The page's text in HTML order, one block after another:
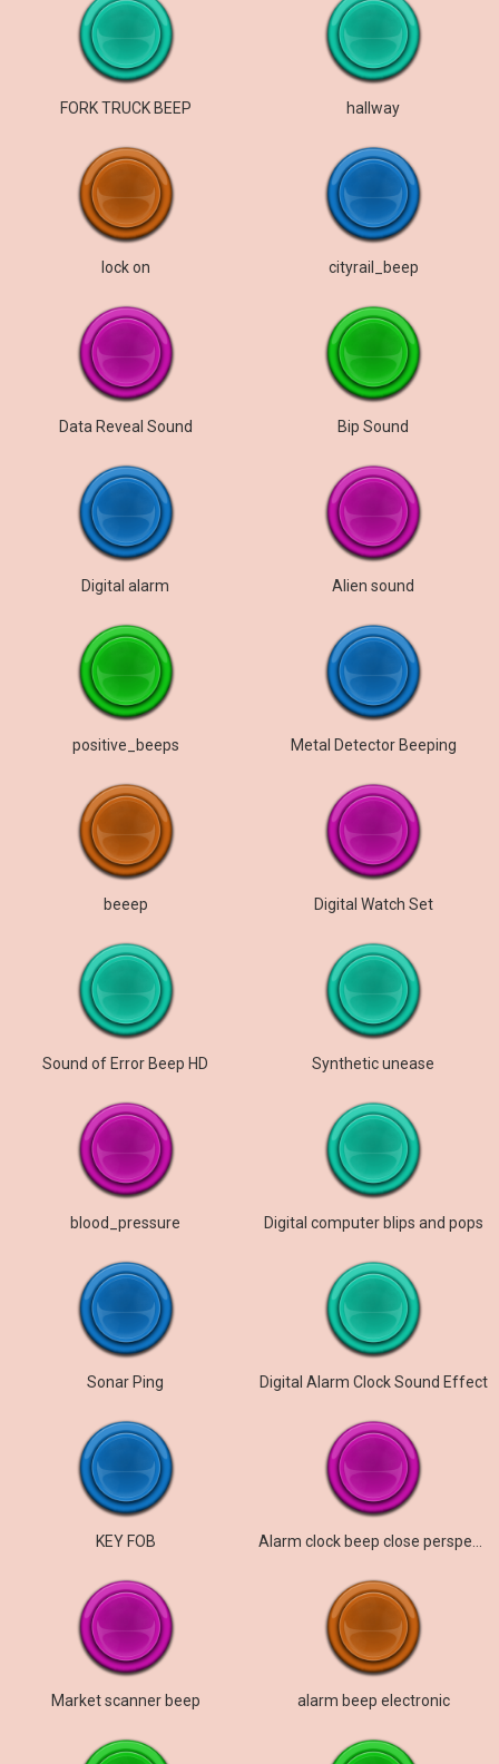
FORK TRUCK BEEP hallway
lock on cityrail_beep
Data Reveal Sound Bip Sound
Digital alarm Alien sound
positive_beeps Metal Detector Beeping
beeep Digital Watch Set
Sound of Error Beep HD Synthetic unease
blood_pressure Digital computer blips and pops
Sonar Ping Digital Alarm Clock Sound Effect
KEY FOB
Market scanner beep alarm beep electronic